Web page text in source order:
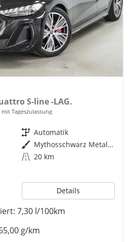
S-line -LAG.
mit Tageszulassung
Getriebe Automatik
Außenfarbe
Mythosschwarz Metallic (0E)
Kilometerstand 20 km
Details
7,30 l/100km
g/km